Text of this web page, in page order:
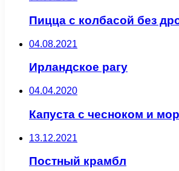
Пицца с колбасой без
04.08.2021
Ирландское рагу
04.04.2020
Капуста с чесноком и
13.12.2021
Постный крамбл